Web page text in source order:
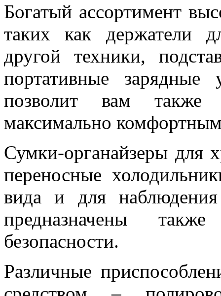
Богатый ассортимент
таких как держатели
другой техники,
портативные зарядные
позволит вам также
максимально
Сумки-органайзеры для
переносные
вида и для
предназначены
безопасности.
Различные